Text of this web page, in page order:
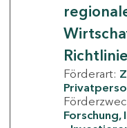
Förderart:
Forschung,